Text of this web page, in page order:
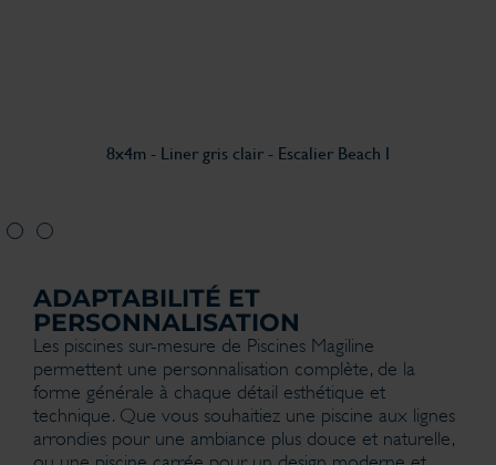
8x4m - Liner gris clair - Escalier Beach I
ADAPTABILITÉ ET
PERSONNALISATION
Les piscines sur-mesure de Piscines Magiline
permettent une personnalisation complète, de la
forme générale à chaque détail esthétique et
technique. Que vous souhaitiez une piscine aux lignes
arrondies pour une ambiance plus douce et naturelle,